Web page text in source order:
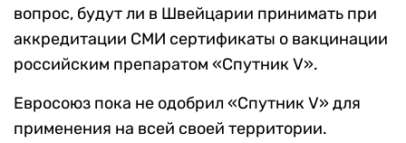
вопрос, будут ли в Швейцарии принимать при
аккредитации СМИ сертификаты о вакцинации
российским препаратом «Спутник V».
Евросоюз пока не одобрил «Спутник V» для
применения на всей своей территории.